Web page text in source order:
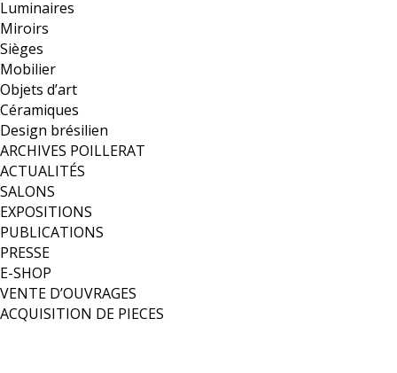
Luminaires
Miroirs
Sièges
Mobilier
Objets d’art
Céramiques
Design brésilien
ARCHIVES POILLERAT
ACTUALITÉS
SALONS
EXPOSITIONS
PUBLICATIONS
PRESSE
E-SHOP
VENTE D’OUVRAGES
ACQUISITION DE PIECES